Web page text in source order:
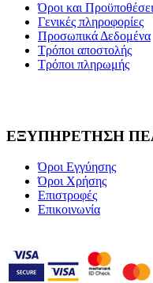
Όροι και
Γενικές πληροφορίες
Προσωπικά Δεδομένα
Τρόποι αποστολής
Τρόποι πληρωμής
ΕΞΥΠΗΡΕΤΗΣΗ
Όροι Εγγύησης
Όροι Χρήσης
Επιστροφές
Επικοινωνία